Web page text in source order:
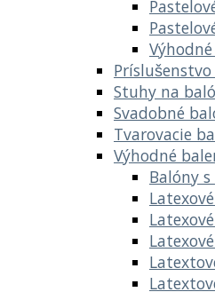
Stuhy na
Svadobné
Tvarovacie
Výhodné
Balóny